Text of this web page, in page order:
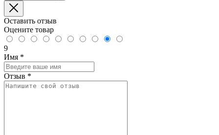
Оставить отзыв
Оцените товар
9
Имя *
Отзыв *